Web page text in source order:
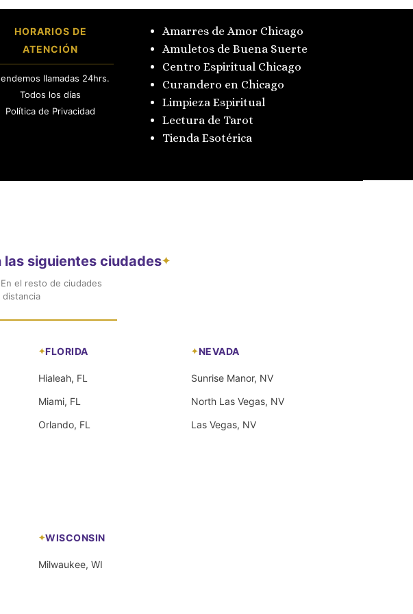
HORARIOS DE
ATENCIÓN
llamadas 24hrs.
Todos los días
Política de Privacidad
Amarres de Amor Chicago
Amuletos de Buena Suerte
Centro Espiritual Chicago
Curandero en Chicago
Limpieza Espiritual
Lectura de Tarot
Tienda Esotérica
siguientes ciudades✦
el resto de ciudades
FLORIDA
Hialeah, FL
Miami, FL
Orlando, FL
NEVADA
Sunrise Manor, NV
North Las Vegas, NV
Las Vegas, NV
WISCONSIN
Milwaukee, WI